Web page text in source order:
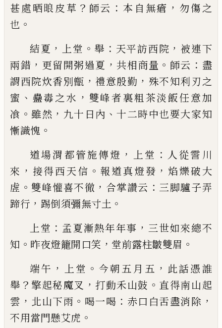
甚處晒㫰皮草 ？ 師云 ： 本自無瘡 ， 勿傷之
也 。
結夏 ， 上堂 。 舉 ： 天平訪西院 ， 被連下
兩錯 ， 更留開粥過夏 ，共相商量 。 師云 ： 盡
謂西院炊香別甑 ， 禮意殷勤 ， 殊不知利刃之
蜜 、 蠱毒之水 ， 雙峰者裏粗茶淡飯任意加
飡 。雖然 ， 九十日內 、十二時中也要大家知
慚識愧 。
道場渭都管施傳燈 ， 上堂 ： 人從霅川
來 ， 接得西天信 。 報道真燈發 ， 焰爍破大
虗 。 雙峰懽喜不徹 ， 合掌讚云 ： 三脚驢子弄
蹄行 ， 踢倒須彌無寸土 。
上堂 ： 孟夏漸熱年年事 ， 三世如來總不
知 。 昨夜燈籠開口笑 ， 堂前露柱皺雙眉 。
端午 ， 上堂 。 今朝五月五 ， 此話憑誰
舉 ？ 擎起秘魔叉 ， 打動禾山鼓 。 直得南山起
雲 ， 北山下雨 。 喝一喝 ： 赤口白舌盡消除 ，
不用當門懸艾虎 。